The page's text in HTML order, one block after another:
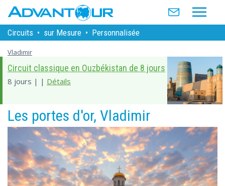
Circuits • sur Mesure • Personnalisée
Vladimir
Circuit classique en Ouzbékistan de 8 jours
8 jours | | Détails
Les portes d'or, Vladimir